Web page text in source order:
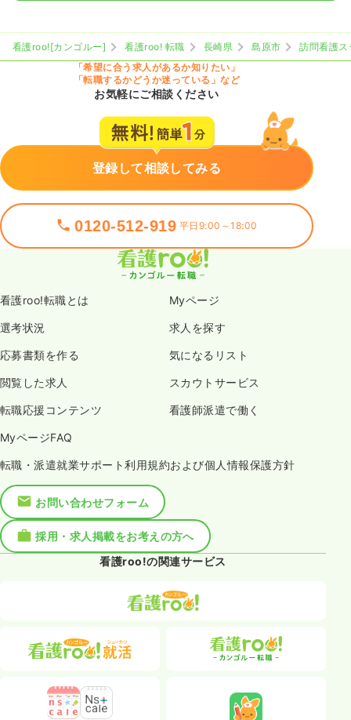
看護roo![カンゴルー] 看護roo! 転職 長崎県 島原市
訪問看護
「希望に合う求人があるか知りたい」
「転職するかどうか迷っている」など
お気軽にご相談ください
登録して相談してみる
0120-512-919 平日9:00～18:00
看護roo!転職とは Myページ
選考状況 求人を探す
応募書類を作る 気になるリスト
閲覧した求人 スカウトサービス
転職応援コンテンツ 看護師派遣で働く
MyページFAQ
転職・派遣就業サポート利用規約および個人情報保護方針
お問い合わせフォーム
採用・求人掲載をお考えの方へ
看護roo!の関連サービス